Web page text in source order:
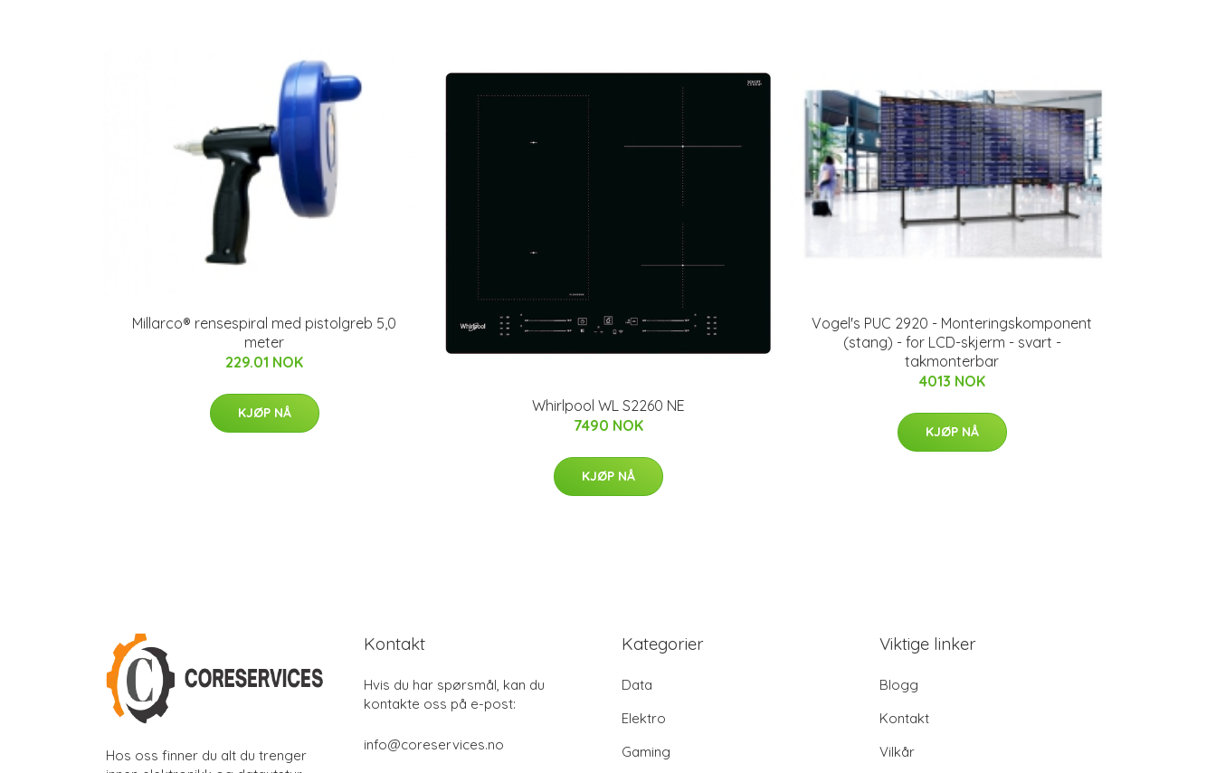
Millarco® rensespiral med pistolgreb 5,0
meter
229.01 NOK
KJØP NÅ
Whirlpool WL S2260 NE
7490 NOK
KJØP NÅ
Vogel's PUC 2920 - Monteringskomponent
(stang) - for LCD-skjerm - svart -
takmonterbar
4013 NOK
KJØP NÅ
Hos oss finner du alt du trenger
Kontakt
Hvis du har spørsmål, kan du
kontakte oss på e-post:
info@coreservices.no
Kategorier
Data
Elektro
Gaming
Viktige linker
Blogg
Kontakt
Vilkår